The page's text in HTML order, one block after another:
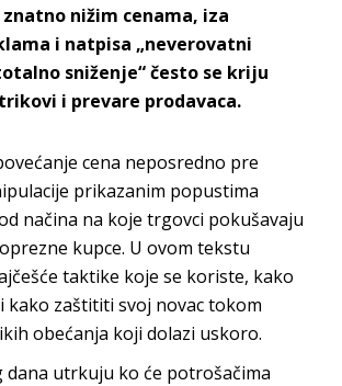
nižim cenama, iza
i natpisa „neverovatni
sniženje“ često se kriju
i prevare prodavaca.
cena neposredno pre
prikazanim popustima
načina na koje trgovci pokušavaju
kupce. U ovom tekstu
taktike koje se koriste, kako
kako zaštititi svoj novac tokom
obećanja koji dolazi uskoro.
dana utrkuju ko će potrošačima